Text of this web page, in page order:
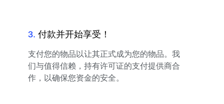
3. 付款并开始享受！
支付您的物品以让其正式成为您的物品。我
们与值得信赖，持有许可证的支付提供商合
作，以确保您资金的安全。